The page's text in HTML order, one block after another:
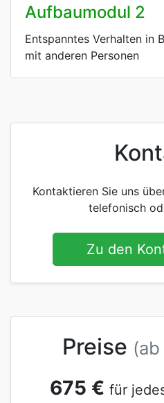
Aufbaumodul 2
Entspanntes Verhalten in
mit anderen Personen
Kontaktieren Sie uns
telefonisch
Zu den
Preise
675 € für